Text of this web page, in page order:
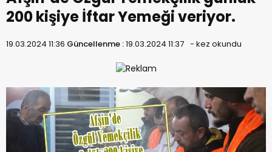
200 kişiye İftar Yemeği veriyor.
19.03.2024 11:36 Güncellenme :19.03.2024 11:37 - kez okundu